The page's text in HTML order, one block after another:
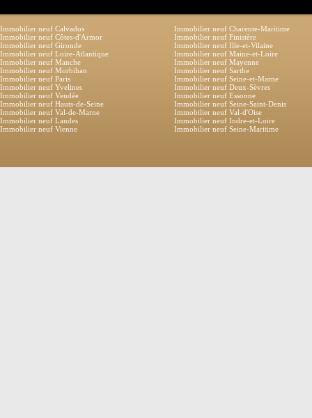
Immobilier neuf Calvados
Immobilier neuf Charente-Maritime
Immobilier neuf Côtes-d'Armor
Immobilier neuf Finistère
Immobilier neuf Gironde
Immobilier neuf Ille-et-Vilaine
Immobilier neuf Loire-Atlantique
Immobilier neuf Maine-et-Loire
Immobilier neuf Manche
Immobilier neuf Mayenne
Immobilier neuf Morbihan
Immobilier neuf Sarthe
Immobilier neuf Paris
Immobilier neuf Seine-et-Marne
Immobilier neuf Yvelines
Immobilier neuf Deux-Sèvres
Immobilier neuf Vendée
Immobilier neuf Essonne
Immobilier neuf Hauts-de-Seine
Immobilier neuf Seine-Saint-Denis
Immobilier neuf Val-de-Marne
Immobilier neuf Val-d'Oise
Immobilier neuf Landes
Immobilier neuf Indre-et-Loire
Immobilier neuf Vienne
Immobilier neuf Seine-Maritime